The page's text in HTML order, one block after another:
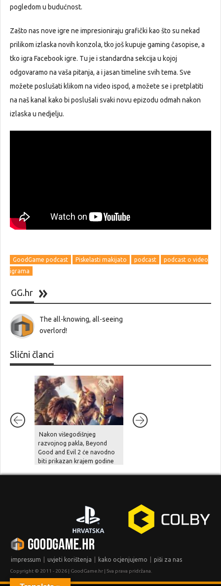
pogledom u budućnost.
Zašto nas nove igre ne impresioniraju grafički kao što su nekad
prilikom izlaska novih konzola, tko još kupuje gaming časopise, a
tko igra Facebook igre. Tu je i standardna sekcija u kojoj
odgovaramo na vaša pitanja, a i jasan timeline svih tema. Sve
možete poslušati klikom na video ispod, a možete se i pretplatiti
na naš kanal kako bi poslušali svaki novu epizodu odmah nakon
izlaska u nedjelju.
GoodGame podcast Piskelasti makijato podcast
podcast o video
igrama
GG.hr
The all-knowing, all-seeing
overlord!
Slični članci
Nakon višegodišnjeg
razvojnog pakla, Beyond
Good and Evil 2 će navodno
biti prikazan krajem godine
impressum | uvjeti korištenja | kako ocjenjujemo | piši za nas
Copyright © 2011 - 2026 | GoodGame.hr | Sva prava pridržana.